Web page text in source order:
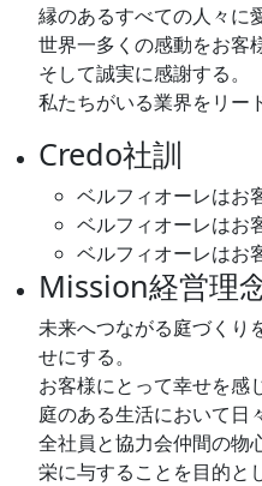
縁のあるすべての人々に
世界一多くの感動をお客
そして誠実に感謝する。
私たちがいる業界をリー
Credo社訓
ベルフィオーレはお
ベルフィオーレはお
ベルフィオーレはお
Mission経営理
未来へつながる庭づくり
せにする。
お客様にとって幸せを感
庭のある生活において日
全社員と協力会仲間の物
栄に与することを目的と